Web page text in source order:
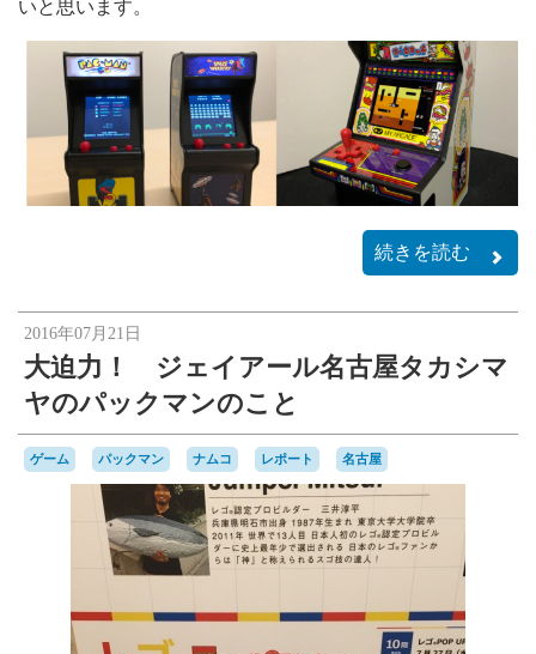
いと思います。
続きを読む
2016年07月21日
大迫力！ ジェイアール名古屋タカシマ
ヤのパックマンのこと
ゲーム パックマン ナムコ レポート 名古屋